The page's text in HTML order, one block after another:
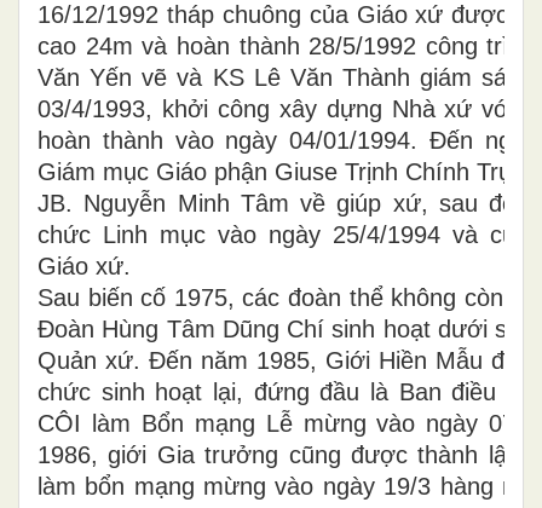
16/12/1992 tháp chuông của Giáo xứ được
cao 24m và hoàn thành 28/5/1992 công
Văn Yến vẽ và KS Lê Văn Thành giám sát
03/4/1993, khởi công xây dựng Nhà xứ với
hoàn thành vào ngày 04/01/1994. Đến
Giám mục Giáo phận Giuse Trịnh Chính Trực
JB. Nguyễn Minh Tâm về giúp xứ, sau đó
chức Linh mục vào ngày 25/4/1994 và cử
Giáo xứ.
Sau biến cố 1975, các đoàn thể không còn
Đoàn Hùng Tâm Dũng Chí sinh hoạt dưới sự
Quản xứ. Đến năm 1985, Giới Hiền Mẫu
chức sinh hoạt lại, đứng đầu là Ban điều
CÔI làm Bổn mạng Lễ mừng vào ngày 07/
1986, giới Gia trưởng cũng được thành lập
làm bổn mạng mừng vào ngày 19/3 hàng